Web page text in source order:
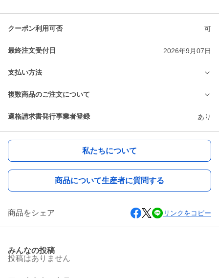
クーポン利用可否 可
最終注文受付日 2026年9月07日
支払い方法
複数商品のご注文について
適格請求書発行事業者登録 あり
私たちについて
商品について生産者に質問する
商品をシェア リンクをコピー
みんなの投稿
投稿はありません